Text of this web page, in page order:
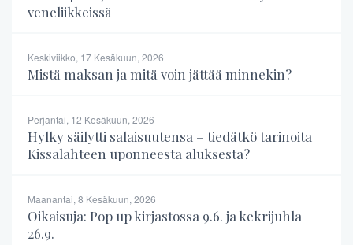
veneliikkeissä
Keskiviikko, 17 Kesäkuun, 2026
Mistä maksan ja mitä voin jättää minnekin?
Perjantai, 12 Kesäkuun, 2026
Hylky säilytti salaisuutensa – tiedätkö tarinoita
Kissalahteen uponneesta aluksesta?
Maanantai, 8 Kesäkuun, 2026
Oikaisuja: Pop up kirjastossa 9.6. ja kekrijuhla
26.9.